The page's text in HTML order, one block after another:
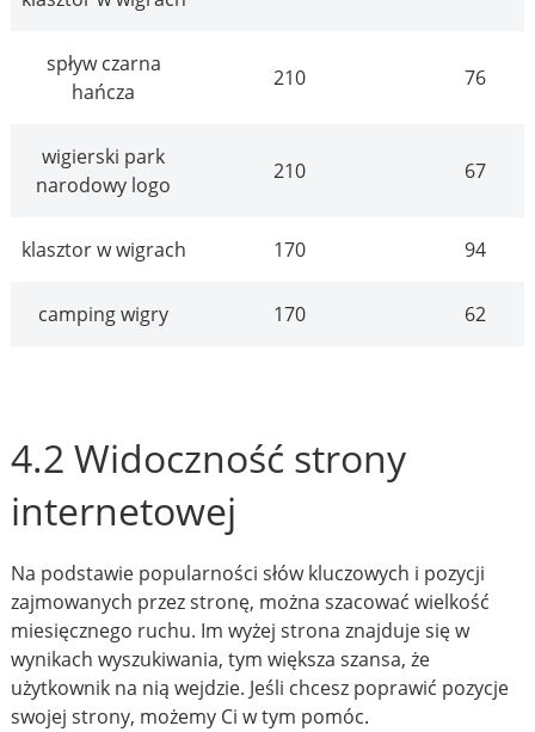
spływ czarna
hańcza
210 76
wigierski park
narodowy logo
210 67
klasztor w wigrach 170 94
camping wigry 170 62
4.2 Widoczność strony
internetowej
Na podstawie popularności słów kluczowych i pozycji
zajmowanych przez stronę, można szacować wielkość
miesięcznego ruchu. Im wyżej strona znajduje się w
wynikach wyszukiwania, tym większa szansa, że
użytkownik na nią wejdzie. Jeśli chcesz poprawić pozycje
swojej strony, możemy Ci w tym pomóc.